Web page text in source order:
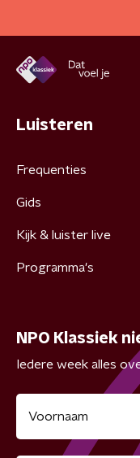
Luisteren
Frequenties
Gids
Kijk & luister live
Programma's
NPO Klassiek
Iedere week alles